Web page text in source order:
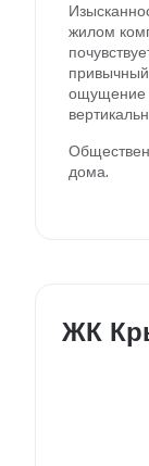
жилом
ощущение
дома.
ЖК